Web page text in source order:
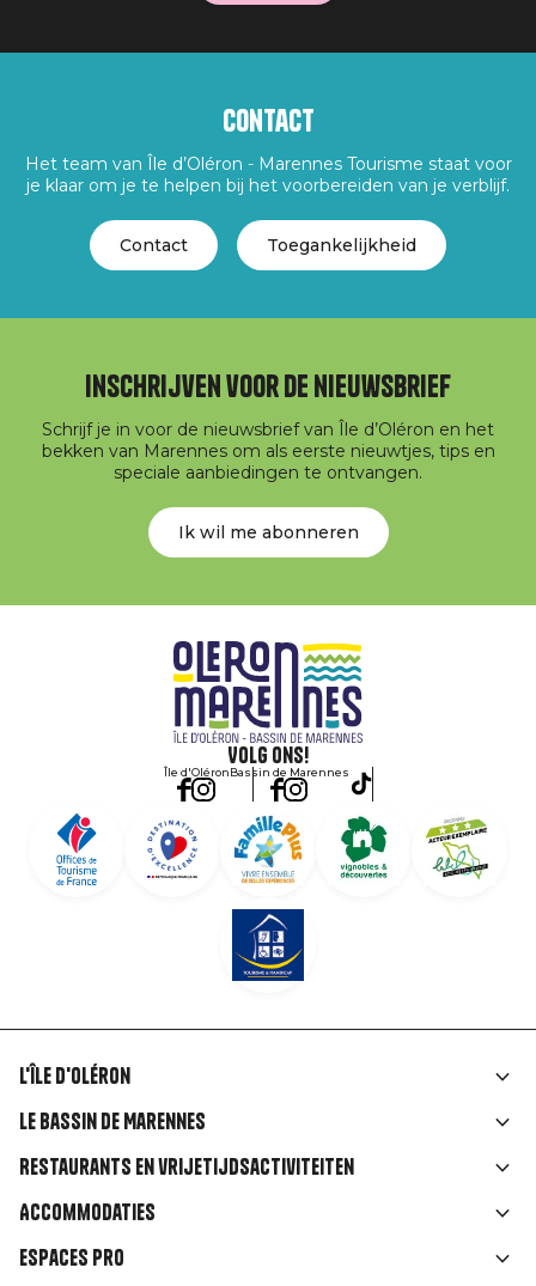
Contact
Het team van Île d’Oléron - Marennes Tourisme staat voor
je klaar om je te helpen bij het voorbereiden van je verblijf.
Contact Toegankelijkheid
Inschrijven voor de nieuwsbrief
Schrijf je in voor de nieuwsbrief van Île d’Oléron en het
bekken van Marennes om als eerste nieuwtjes, tips en
speciale aanbiedingen te ontvangen.
Ik wil me abonneren
Volg ons!
Île d'OléronBassin de Marennes
Liens
rubriques
L'île d'Oléron
Le Bassin de Marennes
Restaurants en vrijetijdsactiviteiten
Accommodaties
Espaces Pro